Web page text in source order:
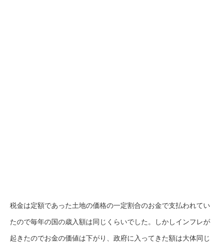
税金は定額であった土地の価格の一定割合のお金で支払われてい
たので毎年の国の歳入額は同じくらいでした。しかしインフレが
起きたのでお金の価値は下がり、政府に入ってきた額は大体同じ